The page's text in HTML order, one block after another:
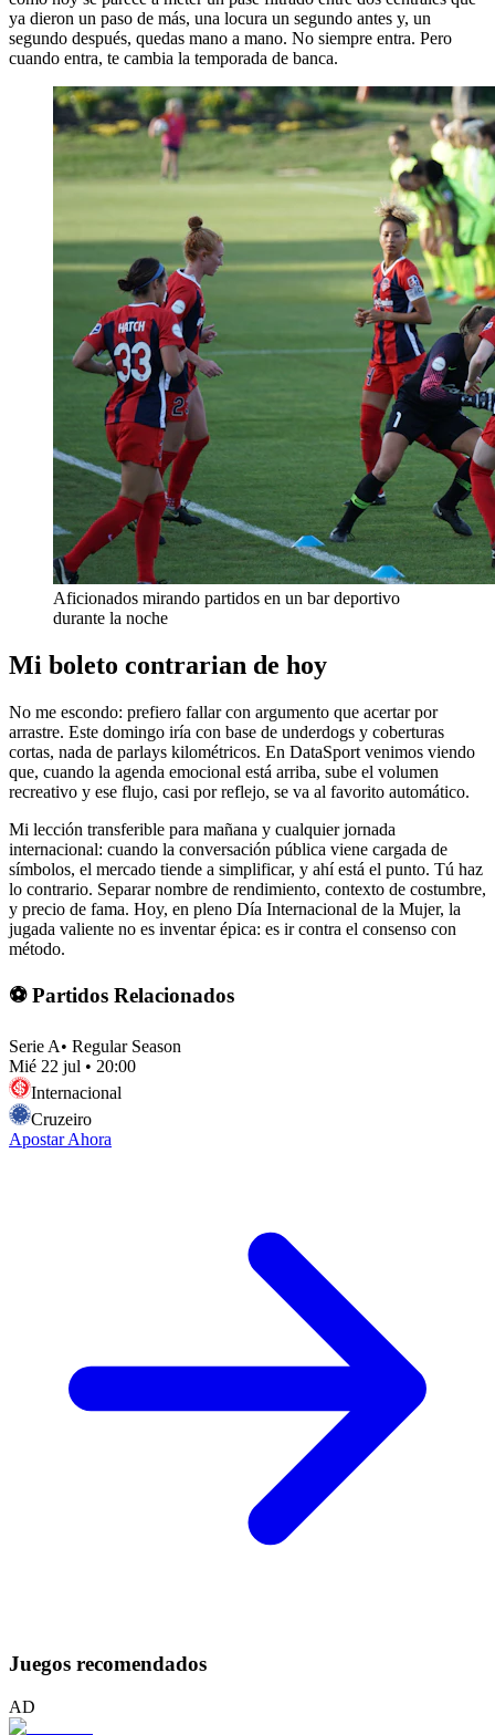
ya dieron un paso de más, una locura un segundo antes y, un
segundo después, quedas mano a mano. No siempre entra. Pero
cuando entra, te cambia la temporada de banca.
Aficionados mirando partidos en un bar deportivo
durante la noche
Mi boleto contrarian de hoy
No me escondo: prefiero fallar con argumento que acertar por
arrastre. Este domingo iría con base de underdogs y coberturas
cortas, nada de parlays kilométricos. En DataSport venimos viendo
que, cuando la agenda emocional está arriba, sube el volumen
recreativo y ese flujo, casi por reflejo, se va al favorito automático.
Mi lección transferible para mañana y cualquier jornada
internacional: cuando la conversación pública viene cargada de
símbolos, el mercado tiende a simplificar, y ahí está el punto. Tú haz
lo contrario. Separar nombre de rendimiento, contexto de costumbre,
y precio de fama. Hoy, en pleno Día Internacional de la Mujer, la
jugada valiente no es inventar épica: es ir contra el consenso con
método.
⚽ Partidos Relacionados
Serie A• Regular Season
Mié 22 jul • 20:00
Internacional
Cruzeiro
Apostar Ahora
Juegos recomendados
AD